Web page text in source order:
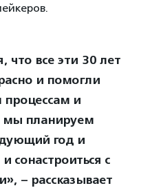
все эти 30 лет
и помогли
и
мы планируем
год и
сонастроиться с
– рассказывает